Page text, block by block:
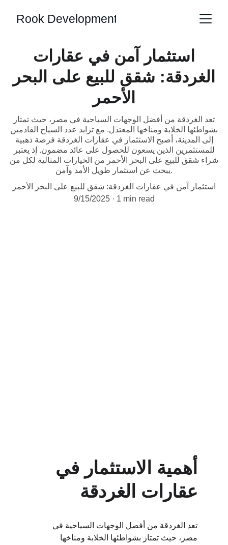
Rook Development
استثمار آمن في عقارات
الغردقة: شقق للبيع على البحر
الأحمر
تعد الغردقة من أفضل الوجهات السياحية في مصر، حيث تمتاز
بشواطئها الخلابة ومناخها المعتدل. مع تزايد عدد السياح القادمين
إلى المدينة، أصبح الاستثمار في عقارات الغردقة فرصة ذهبية
للمستثمرين الذين يسعون للحصول على عائد مضمون. إذ يعتبر
شراء شقق للبيع على البحر الأحمر من الخيارات المثالية لكل من
يبحث عن استثمار طويل الأمد وآمن.
استثمار آمن في عقارات الغردقة: شقق للبيع على البحر الأحمر
9/15/2025
1 min read
أهمية الاستثمار في
عقارات الغردقة
تعد الغردقة من أفضل الوجهات السياحية في
مصر، حيث تمتاز بشواطئها الخلابة ومناخها